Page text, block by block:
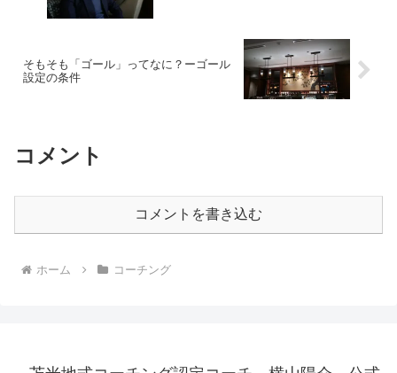
そもそも「ゴール」ってなに？ーゴール
設定の条件
コメント
コメントを書き込む
ホーム コーチング